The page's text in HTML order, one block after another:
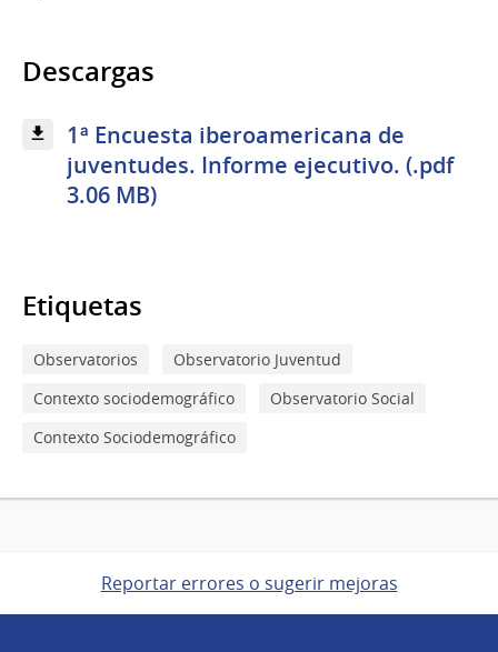
Descargas
1ª Encuesta iberoamericana de
juventudes. Informe ejecutivo. (.pdf
3.06 MB)
Etiquetas
Observatorios
Observatorio Juventud
Contexto sociodemográfico
Observatorio Social
Contexto Sociodemográfico
Reportar errores o sugerir mejoras